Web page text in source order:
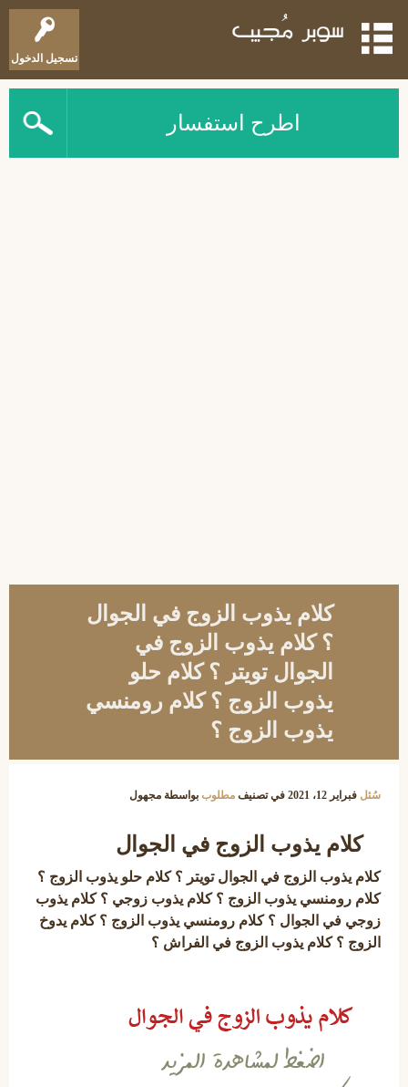
تسجيل الدخول
اطرح استفسار
كلام يذوب الزوج في الجوال
؟ كلام يذوب الزوج في
الجوال تويتر ؟ كلام حلو
يذوب الزوج ؟ كلام رومنسي
يذوب الزوج ؟
سُئل فبراير 12، 2021 في تصنيف مطلوب بواسطة مجهول
كلام يذوب الزوج في الجوال
كلام يذوب الزوج في الجوال تويتر ؟ كلام حلو يذوب الزوج ؟
كلام رومنسي يذوب الزوج ؟ كلام يذوب زوجي ؟ كلام يذوب
زوجي في الجوال ؟ كلام رومنسي يذوب الزوج ؟ كلام يدوخ
الزوج ؟ كلام يذوب الزوج في الفراش ؟